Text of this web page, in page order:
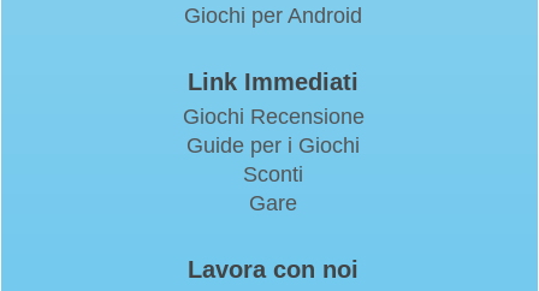
Giochi per Android
Link Immediati
Giochi Recensione
Guide per i Giochi
Sconti
Gare
Lavora con noi